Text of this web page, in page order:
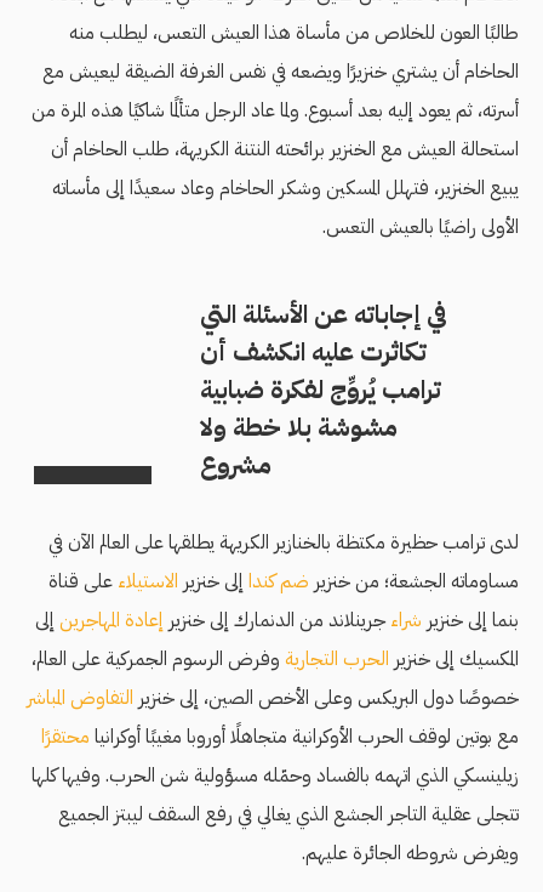
طالبًا العون للخلاص من مأساة هذا العيش التعس، ليطلب منه
الحاخام أن يشتري خنزيرًا ويضعه في نفس الغرفة الضيقة ليعيش مع
أسرته، ثم يعود إليه بعد أسبوع. ولما عاد الرجل متألمًا شاكيًا هذه المرة من
استحالة العيش مع الخنزير برائحته النتنة الكريهة، طلب الحاخام أن
يبيع الخنزير، فتهلل المسكين وشكر الحاخام وعاد سعيدًا إلى مأساته
الأولى راضيًا بالعيش التعس.
في إجاباته عن الأسئلة التي
تكاثرت عليه انكشف أن
ترامب يُروِّج لفكرة ضبابية
مشوشة بلا خطة ولا
مشروع
لدى ترامب حظيرة مكتظة بالخنازير الكريهة يطلقها على العالم الآن في
مساوماته الجشعة؛ من خنزير ضم كندا إلى خنزير الاستيلاء على قناة
بنما إلى خنزير شراءجرينلاند من الدنمارك إلى خنزير إعادة المهاجرين إلى
المكسيك إلى خنزير الحرب التجارية وفرض الرسوم الجمركية على العالم،
خصوصًا دول البريكس وعلى الأخص الصين، إلى خنزير التفاوض المباشر
مع بوتين لوقف الحرب الأوكرانية متجاهلًا أوروبا مغيبًا أوكرانيا محتقرًا
زيلينسكي الذي اتهمه بالفساد وحمّله مسؤولية شن الحرب. وفيها كلها
تتجلى عقلية التاجر الجشع الذي يغالي في رفع السقف ليبتز الجميع
ويفرض شروطه الجائرة عليهم.